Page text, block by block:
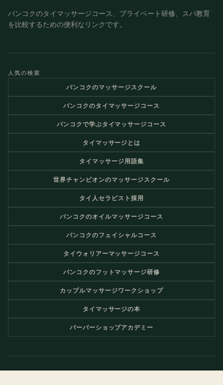
バンコクのタイマッサージコース、プライベート研修、スパ教育
を比較するための便利なリンクです。
人気の検索
バンコクのマッサージスクール
バンコクのタイマッサージコース
バンコクで学ぶタイマッサージコース
タイマッサージとは
タイマッサージ用語集
世界チャンピオンのマッサージスクール
タイ人セラピスト採用
バンコクのオイルマッサージコース
バンコクのフェイシャルコース
タイウォリアーマッサージコース
バンコクのフットマッサージ研修
カップルマッサージワークショップ
タイマッサージの本
バーバーショップアカデミー